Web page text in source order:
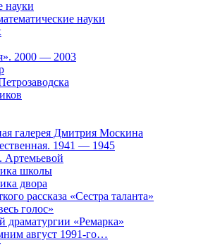
науки
науки
2000 — 2003
галерея Дмитрия Москина
1941 — 1945
Артемьевой
школы
двора
рассказа «Сестра таланта»
голос»
драматургии «Ремарка»
август 1991-го…